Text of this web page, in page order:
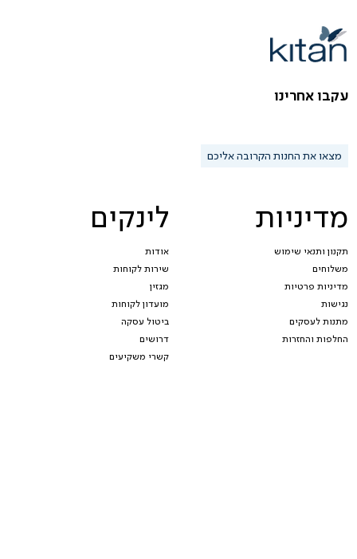
מדיניות
תקנון ותנאי שימוש
משלוחים
מדיניות פרטיות
נגישות
מתנות לעסקים
החלפות והחזרות
לינקים
אודות
שירות לקוחות
מגזין
מועדון לקוחות
ביטול עסקה
דרושים
קשרי משקיעים
עקבו אחרינו
מצאו את החנות הקרובה אליכם